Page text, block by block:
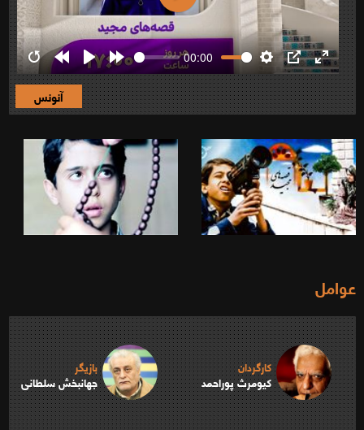
RestartRewind
10s
Play Forward
10s
00:00
Settings
PIP Enter
Play
آنونس
عوامل
کارگردان
کیومرث پوراحمد
بازیگر
جهانبخش سلطانی